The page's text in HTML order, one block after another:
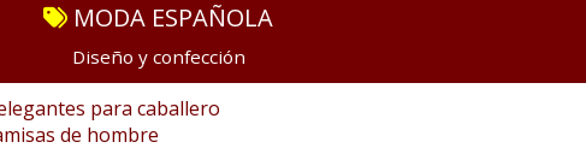
MODA ESPAÑOLA
Diseño y confección
para caballero
de hombre